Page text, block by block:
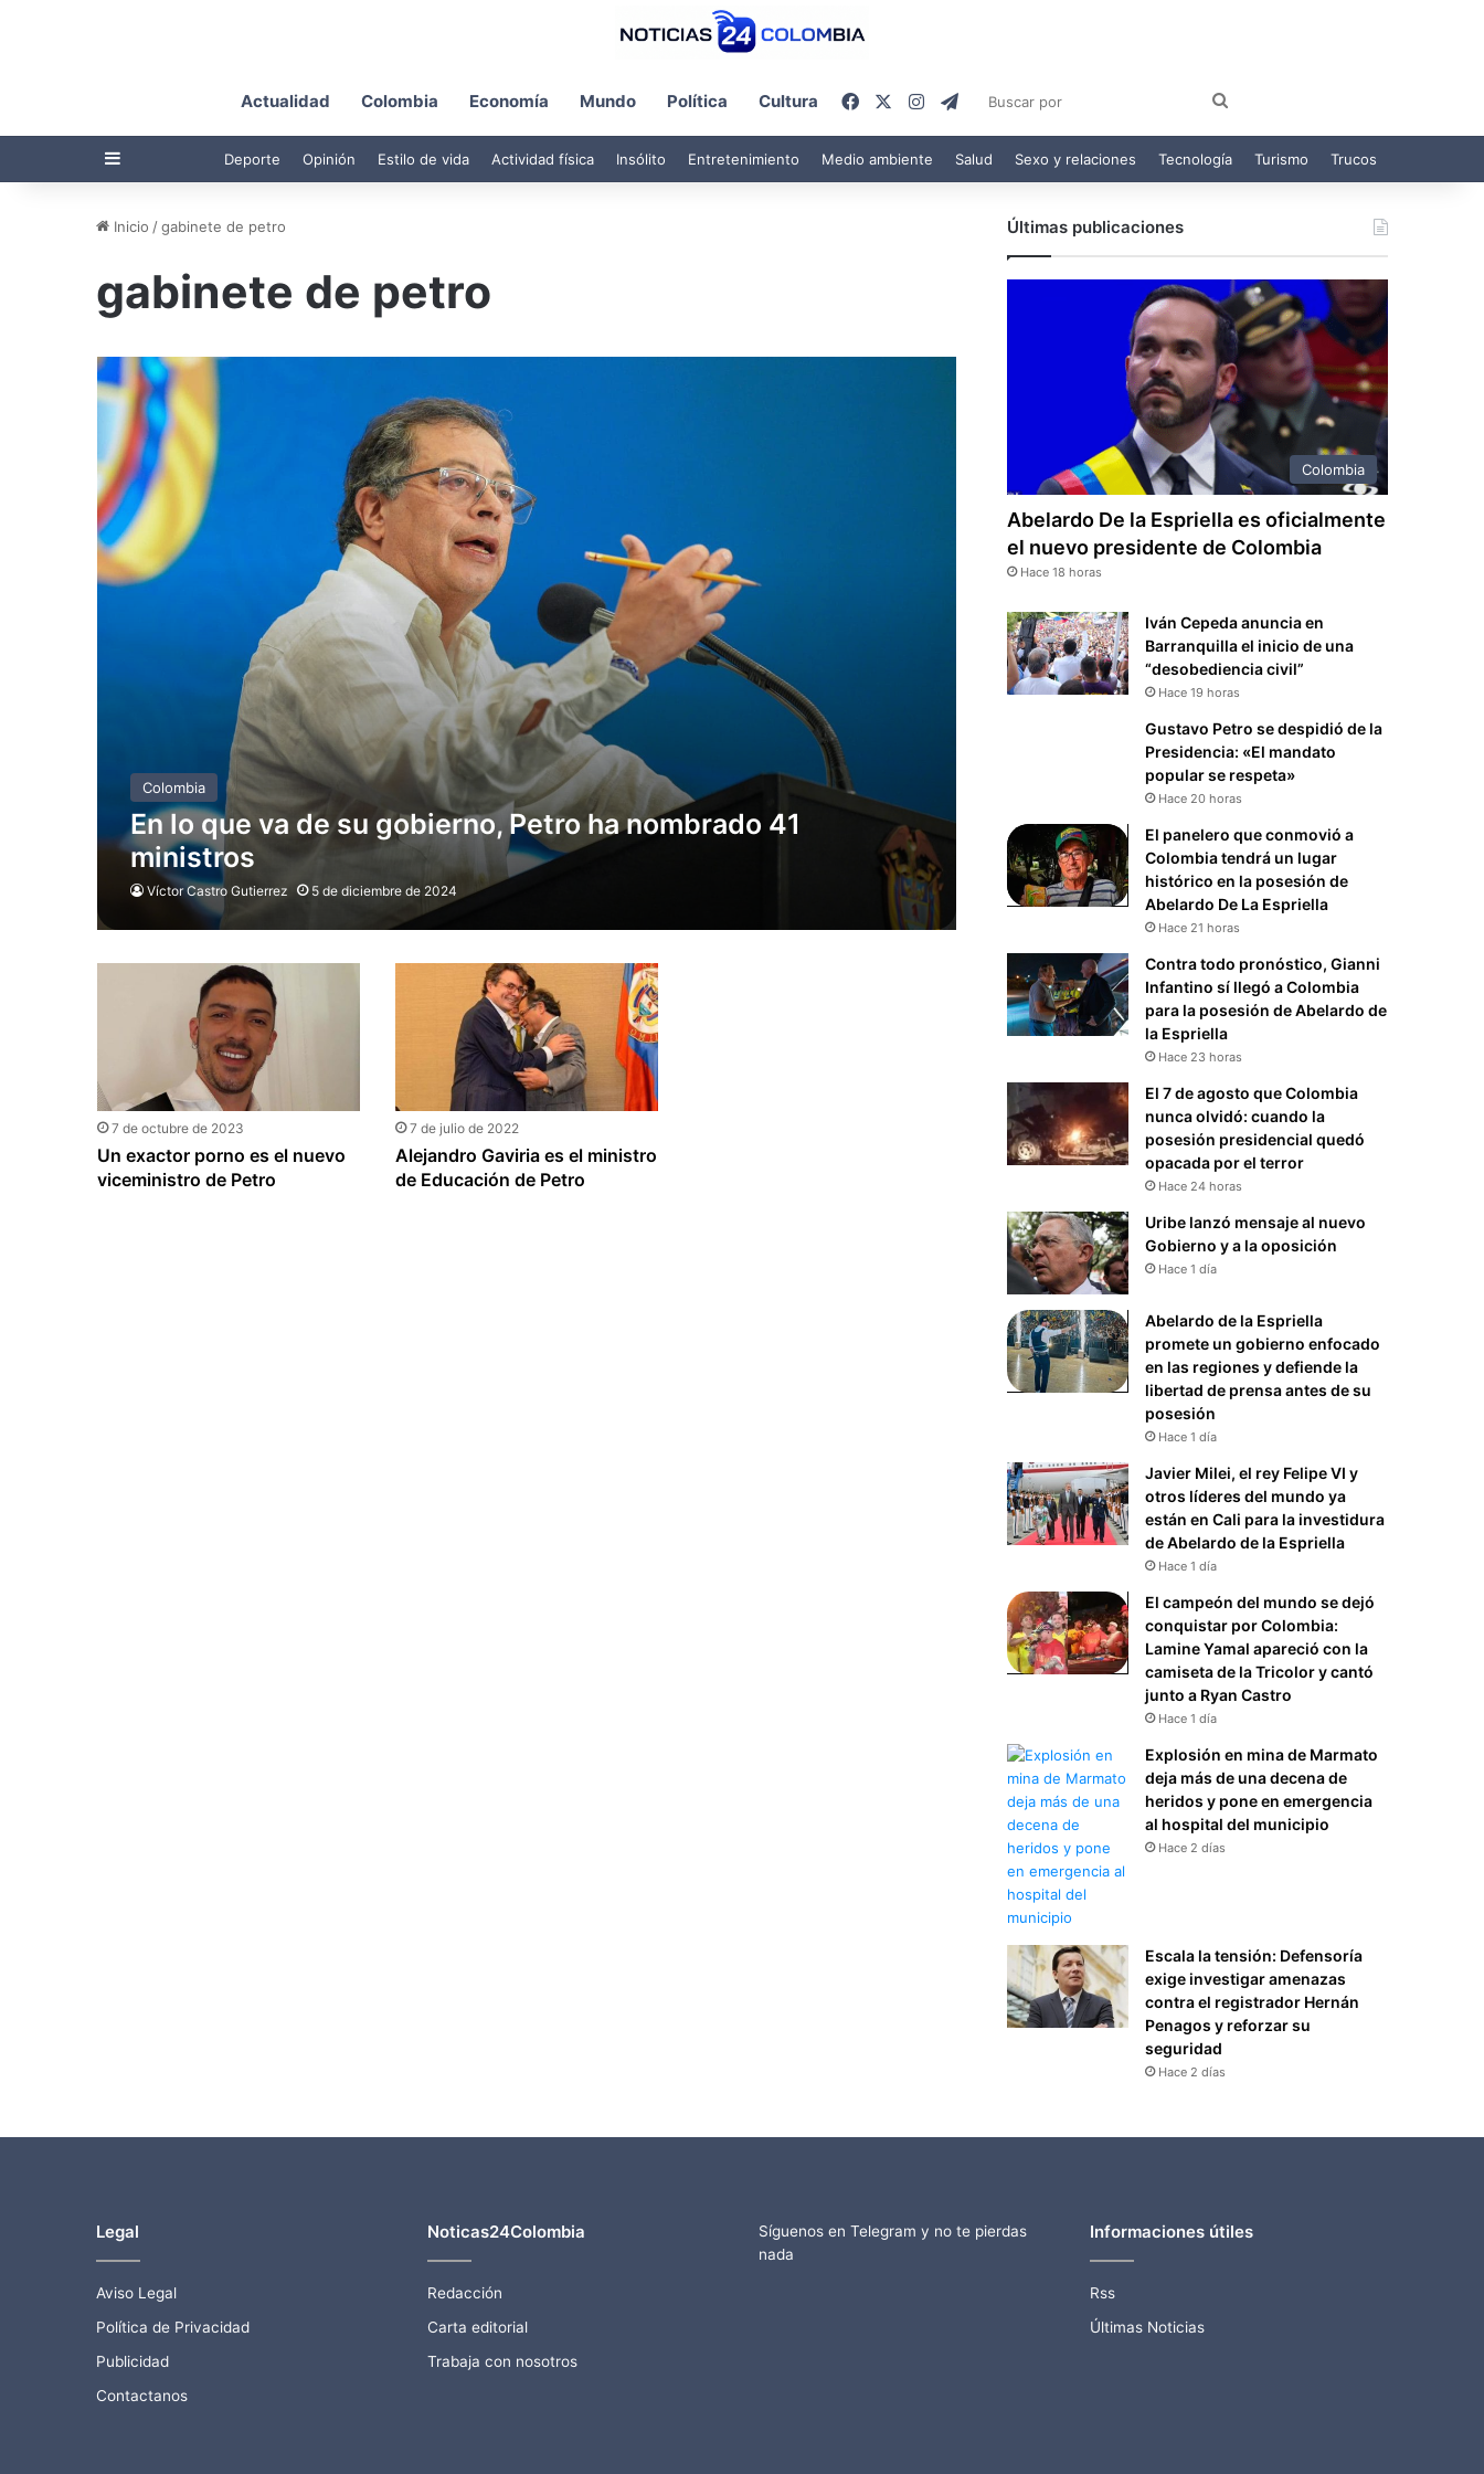
Actualidad Colombia Economía Mundo Política Cultura FacebookInstagram
Telegram
por
Barra lateral Deporte Opinión Estilo de vida Actividad física Insólito Entretenimiento Medio ambiente Salud Sexo y relaciones Tecnología Turismo Trucos
Inicio /gabinete de petro
gabinete de petro
Colombia
En lo que va de su gobierno, Petro ha nombrado 41
ministros
Víctor Castro Gutierrez 5 de diciembre de 2024
7 de octubre de 2023
Un exactor porno es el nuevo
viceministro de Petro
7 de julio de 2022
Alejandro Gaviria es el ministro
de Educación de Petro
Últimas publicaciones
Colombia
Abelardo De la Espriella es oficialmente
el nuevo presidente de Colombia
Hace 18 horas
Iván Cepeda anuncia en
Barranquilla el inicio de una
“desobediencia civil”
Hace 19 horas
Gustavo Petro se despidió de la
Presidencia: «El mandato
popular se respeta»
Hace 20 horas
El panelero que conmovió a
Colombia tendrá un lugar
histórico en la posesión de
Abelardo De La Espriella
Hace 21 horas
Contra todo pronóstico, Gianni
Infantino sí llegó a Colombia
para la posesión de Abelardo de
la Espriella
Hace 23 horas
El 7 de agosto que Colombia
nunca olvidó: cuando la
posesión presidencial quedó
opacada por el terror
Hace 24 horas
Uribe lanzó mensaje al nuevo
Gobierno y a la oposición
Hace 1 día
Abelardo de la Espriella
promete un gobierno enfocado
en las regiones y defiende la
libertad de prensa antes de su
posesión
Hace 1 día
Javier Milei, el rey Felipe VI y
otros líderes del mundo ya
están en Cali para la investidura
de Abelardo de la Espriella
Hace 1 día
El campeón del mundo se dejó
conquistar por Colombia:
Lamine Yamal apareció con la
camiseta de la Tricolor y cantó
junto a Ryan Castro
Hace 1 día
Explosión en mina de Marmato
deja más de una decena de
heridos y pone en emergencia
al hospital del municipio
Hace 2 días
Escala la tensión: Defensoría
exige investigar amenazas
contra el registrador Hernán
Penagos y reforzar su
seguridad
Hace 2 días
Legal
Aviso Legal
Política de Privacidad
Publicidad
Contactanos
Noticas24Colombia
Redacción
Carta editorial
Trabaja con nosotros
Síguenos en Telegram y no te pierdas
nada
Informaciones útiles
Rss
Últimas Noticias